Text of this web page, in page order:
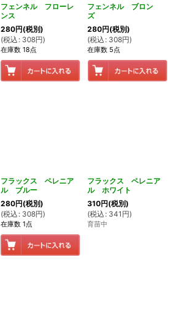
フェンネル フローレ
ンス
280円(税別)
(税込 : 308円)
在庫数 18点
フェンネル ブロン
ズ
280円(税別)
(税込 : 308円)
在庫数 5点
フラックス ペレニア
ル ブルー
280円(税別)
(税込 : 308円)
在庫数 1点
フラックス ペレニア
ル ホワイト
310円(税別)
(税込 : 341 円)
育苗中